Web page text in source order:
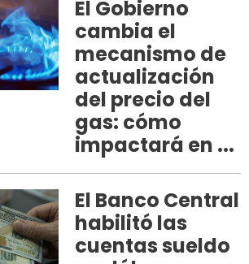
El Gobierno
cambia el
mecanismo de
actualización
del precio del
gas: cómo
impactará en ...
El Banco Central
habilitó las
cuentas sueldo